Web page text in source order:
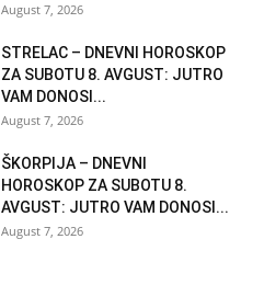
August 7, 2026
STRELAC – DNEVNI HOROSKOP
ZA SUBOTU 8. AVGUST: JUTRO
VAM DONOSI...
August 7, 2026
ŠKORPIJA – DNEVNI
HOROSKOP ZA SUBOTU 8.
AVGUST: JUTRO VAM DONOSI...
August 7, 2026